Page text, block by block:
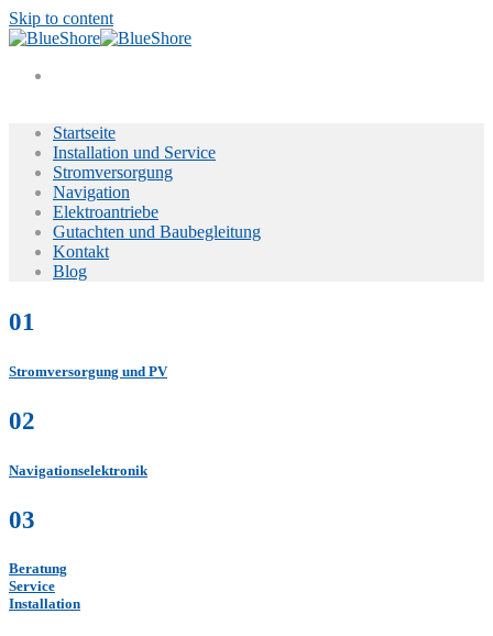
Skip to content
Startseite
Installation und Service
Stromversorgung
Navigation
Elektroantriebe
Gutachten und Baubegleitung
Kontakt
Blog
01
Stromversorgung und PV
02
Navigationselektronik
03
Beratung
Service
Installation